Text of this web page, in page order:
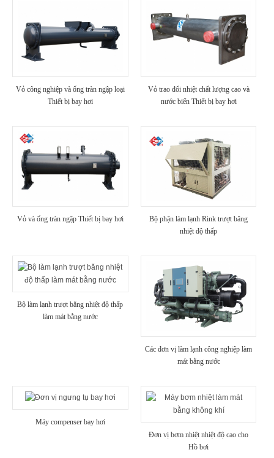
Vỏ công nghiệp và ống tràn ngập loại
Thiết bị bay hơi
Vỏ trao đổi nhiệt chất lượng cao và
nước biển Thiết bị bay hơi
Vỏ và ống tràn ngập Thiết bị bay hơi
Bộ phận làm lạnh Rink trượt băng
nhiệt độ thấp
Bộ làm lạnh trượt băng nhiệt độ thấp
làm mát bằng nước
Các đơn vị làm lạnh công nghiệp làm
mát bằng nước
Máy compenser bay hơi
Đơn vị bơm nhiệt nhiệt độ cao cho
Hồ bơi